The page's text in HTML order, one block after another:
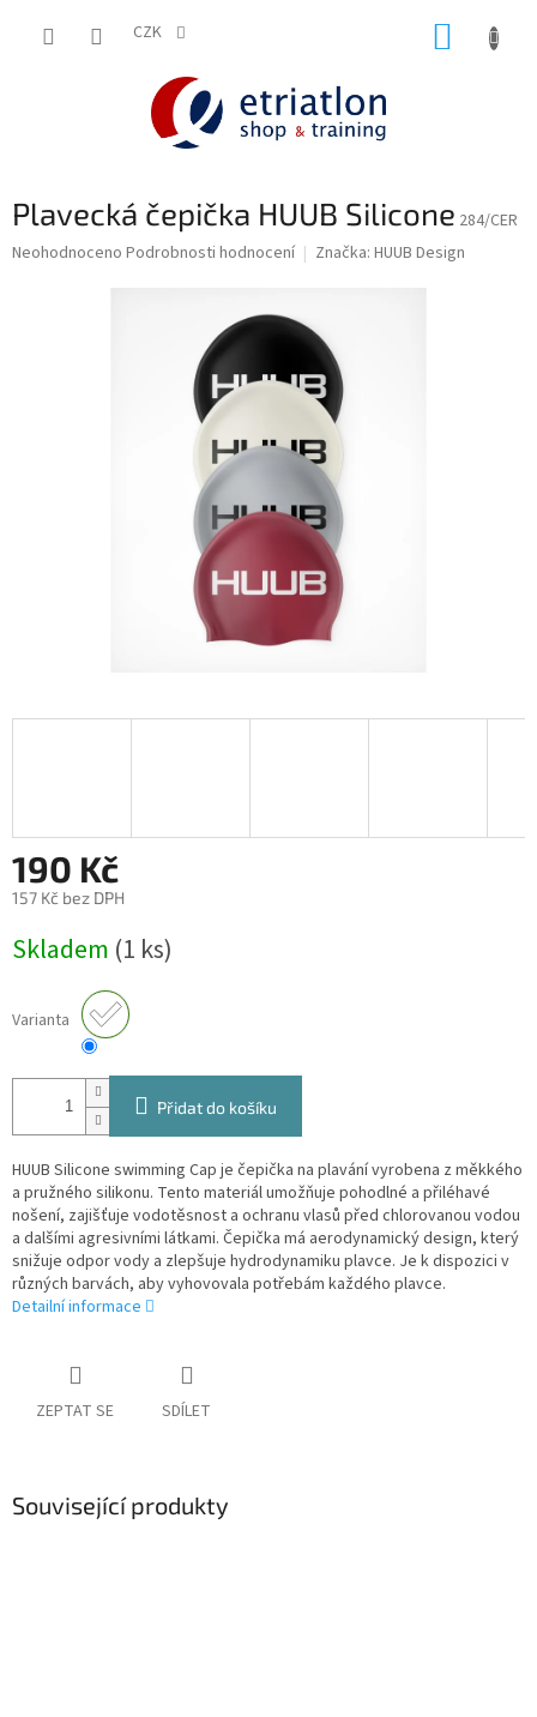
CZK
Plavecká čepička HUUB Silicone 284/CER
Průměrné
Neohodnoceno Podrobnosti hodnocení Značka: HUUB Design
190 Kč
157 Kč bez DPH
cena:
Skladem (1 ks)
Varianta
Přidat do košíku
HUUB Silicone swimming Cap je čepička na plavání vyrobena z měkkého
a pružného silikonu. Tento materiál umožňuje pohodlné a přiléhavé
nošení, zajišťuje vodotěsnost a ochranu vlasů před chlorovanou vodou
a dalšími agresivními látkami. Čepička má aerodynamický design, který
snižuje odpor vody a zlepšuje hydrodynamiku plavce. Je k dispozici v
různých barvách, aby vyhovovala potřebám každého plavce.
Detailní informace
ZEPTAT SE SDÍLET
Související produkty
shop.etriatlon.cz - Chat